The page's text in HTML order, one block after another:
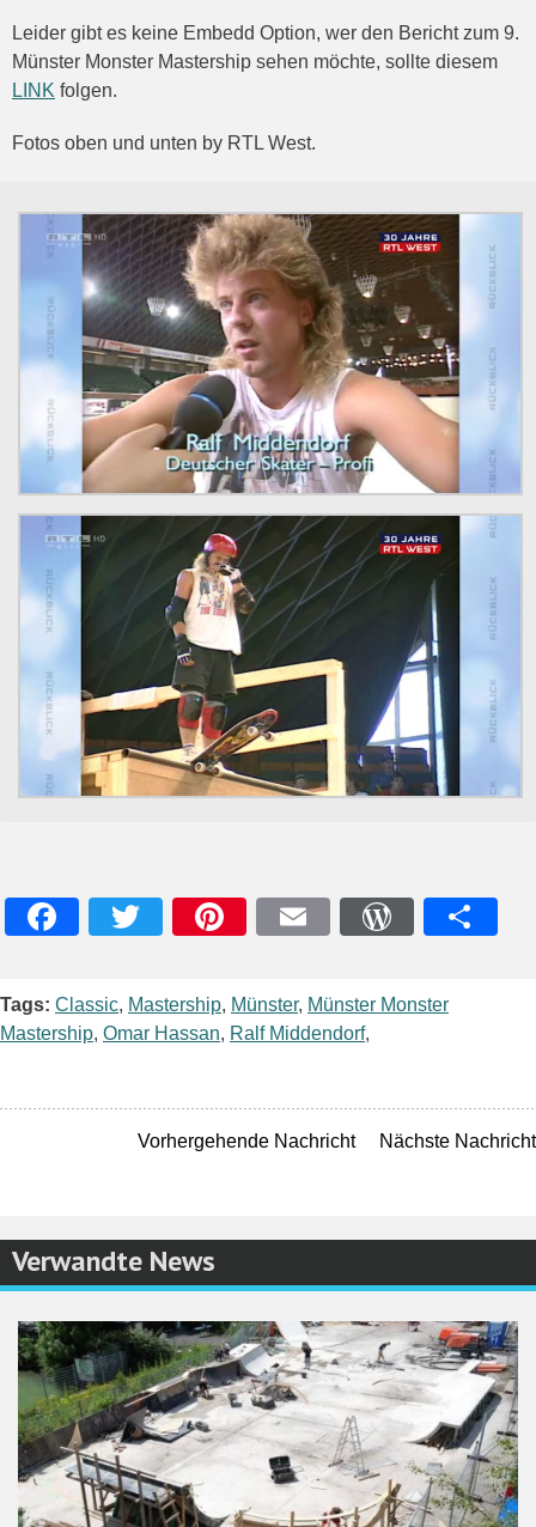
Leider gibt es keine Embedd Option, wer den Bericht zum 9.
Münster Monster Mastership sehen möchte, sollte diesem
LINK folgen.
Fotos oben und unten by RTL West.
Tags: Classic, Mastership, Münster, Münster Monster
Mastership, Omar Hassan, Ralf Middendorf,
Vorhergehende Nachricht Nächste Nachricht
Verwandte News